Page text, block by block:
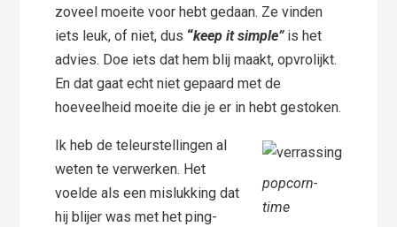
zoveel moeite voor hebt gedaan. Ze vinden
iets leuk, of niet, dus “keep it simple”is het
advies. Doe iets dat hem blij maakt, opvrolijkt.
En dat gaat echt niet gepaard met de
hoeveelheid moeite die je er in hebt gestoken.
popcorn-
time
Ik heb de teleurstellingen al
weten te verwerken. Het
voelde als een mislukking dat
hij blijer was met het ping-